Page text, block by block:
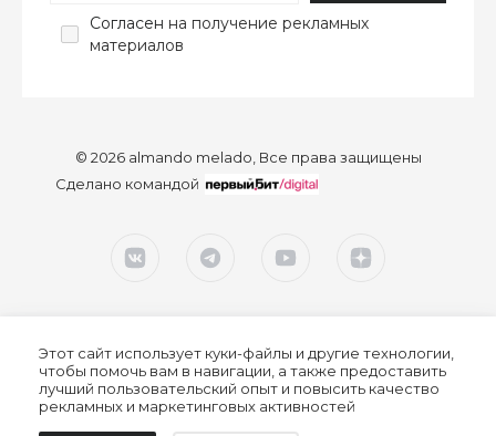
Согласен на получение рекламных
материалов
© 2026 almando melado, Все права защищены
Сделано командой
Этот сайт использует куки-файлы и другие технологии,
чтобы помочь вам в навигации, а также предоставить
лучший пользовательский опыт и повысить качество
рекламных и маркетинговых активностей